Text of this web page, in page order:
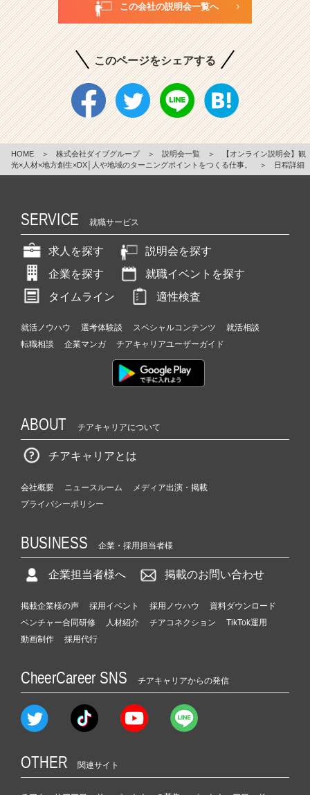
この会社の説明会一覧へ
このページをシェアする
HOME ＞ 株式会社ダイブグループ ＞ 説明会一覧 ＞
【オンライン説明会】観
光×人材×地方創生×DX│人や地域のターニングポイントをつくる仕事。
＞ 日程詳細
SERVICE 就職サービス
求人を探す
説明会を探す
企業を探す
就職イベントを探す
タイムライン
適性検査
就活ノウハウ 選考体験談 スペシャルコンテンツ
就活相談
転職相談
企業マンガ チアキャリアユーザーガイド
ABOUT チアキャリアについて
チアキャリアとは
会社概要 ニュースルーム
メディア出演・掲載
プライバシーポリシー
BUSINESS 企業・採用担当者様
企業担当者様へ 掲載のお問い合わせ
掲載企業様の声 採用イベント 採用ノウハウ
資料ダウンロード
ベンチャー合同研修
人材紹介 チアコネクション
TikTok運用
動画制作
採用代行
CheerCareer SNS チアキャリアからの発信
OTHER 関連サイト